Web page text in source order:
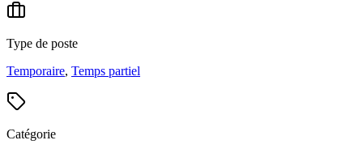
Type de poste
Temporaire, Temps partiel
Catégorie